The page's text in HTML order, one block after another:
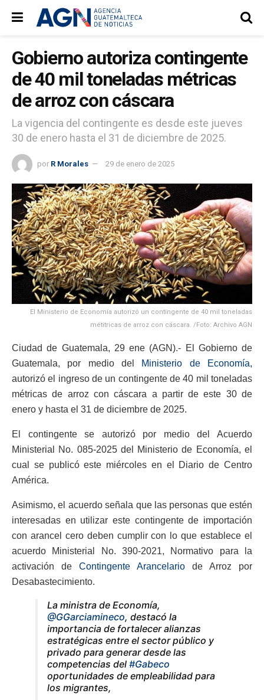
Gobierno autoriza contingente
de 40 mil toneladas métricas
de arroz con cáscara
La vigencia del contingente es desde este jueves
30 de enero hasta el 31 de diciembre de 2025.
por R Morales 29 de enero de 2025
El Ministerio de Economía autorizó un contingente de 40 mil toneladas
métitricas de arroz con cáscara. /Foto: Archivo AGN
Ciudad de Guatemala, 29 ene (AGN).- El Gobierno de
Guatemala, por medio del Ministerio de Economía,
autorizó el ingreso de un contingente de 40 mil toneladas
métricas de arroz con cáscara a partir de este 30 de
enero y hasta el 31 de diciembre de 2025.
El contingente se autorizó por medio del Acuerdo
Ministerial No. 085-2025 del Ministerio de Economía, el
cual se publicó este miércoles en el Diario de Centro
América.
Asimismo, el acuerdo señala que las personas que estén
interesadas en utilizar este contingente de importación
con arancel cero deben cumplir con lo que establece el
acuerdo Ministerial No. 390-2021, Normativo para la
activación de Contingente Arancelario de Arroz por
Desabastecimiento.
La ministra de Economía,
@GGarciamineco, destacó la
importancia de fortalecer alianzas
estratégicas entre el sector público y
privado para generar desde las
competencias del #Gabeco
oportunidades de empleabilidad para
los migrantes,